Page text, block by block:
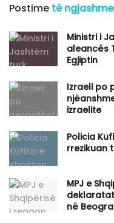
Postime të ngjashme
Ministri i
aleancës
Egjiptin
Izraeli po
izraelite
Policia
rrezikuan
MPJ e
në